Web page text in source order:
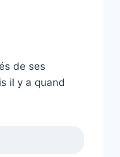
de ses
il y a quand